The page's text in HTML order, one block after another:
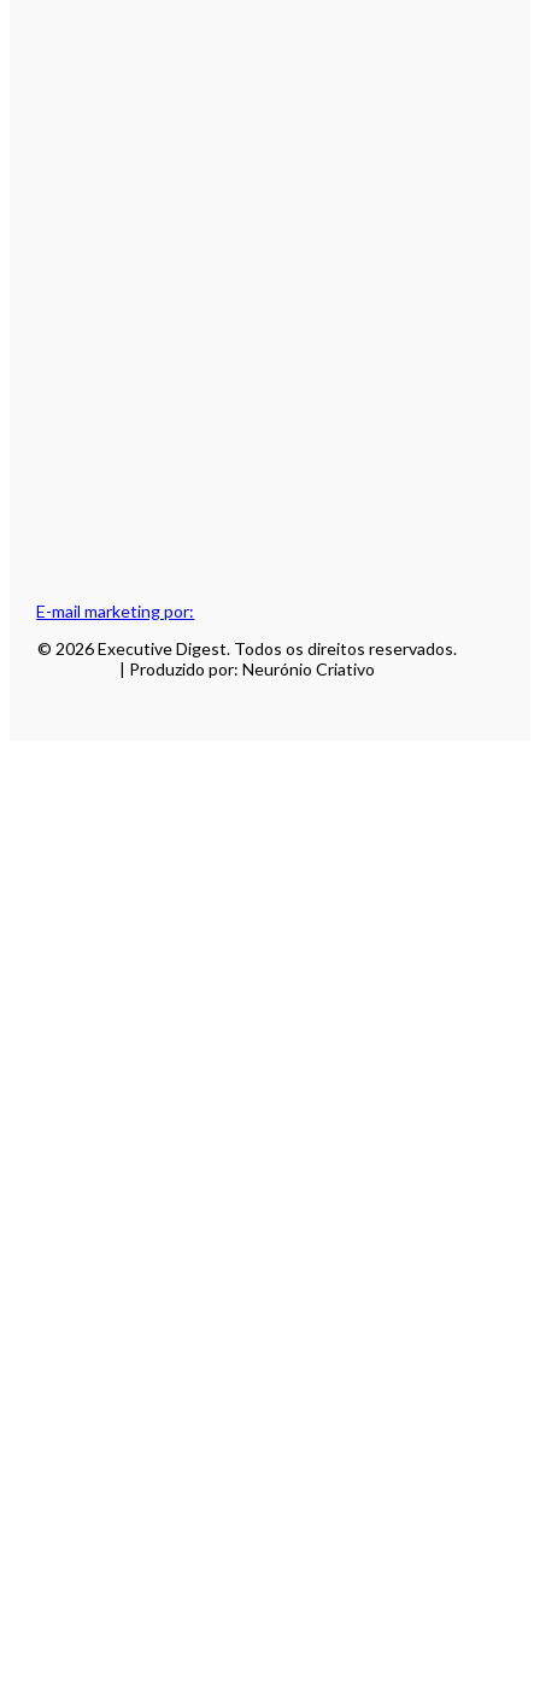
E-mail marketing por:
© 2026 Executive Digest. Todos os direitos reservados.
| Produzido por: Neurónio Criativo